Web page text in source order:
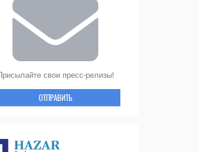
Присылайте свои пресс-релизы!
ОТПРАВИТЬ